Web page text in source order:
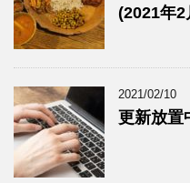
(2021年2
2021/02/10
更新放置